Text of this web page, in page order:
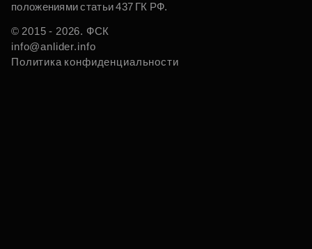
положениями статьи 437 ГК РФ.
© 2015 - 2026. ФСК
info@anlider.info
Политика конфиденциальности